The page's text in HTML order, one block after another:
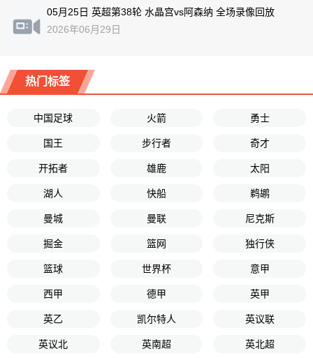
05月25日 英超第38轮 水晶宫vs阿森纳 全场录像回放
2026年06月29日
热门标签
中国足球 火箭 勇士
国王 步行者 奇才
开拓者 雄鹿 太阳
湖人 快船 鹈鹕
曼城 曼联 尼克斯
掘金 篮网 独行侠
篮球 世界杯 意甲
西甲 德甲 英甲
英乙 凯尔特人 英议联
英议北 英南超 英北超